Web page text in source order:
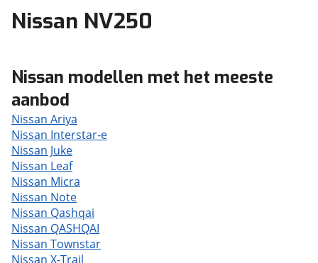
Nissan NV250
Nissan modellen met het meeste
aanbod
Nissan Ariya
Nissan Interstar-e
Nissan Juke
Nissan Leaf
Nissan Micra
Nissan Note
Nissan Qashqai
Nissan QASHQAI
Nissan Townstar
Nissan X-Trail